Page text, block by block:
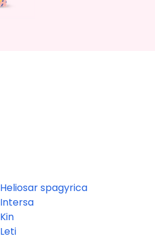
Heliosar spagyrica
Intersa
Kin
Leti